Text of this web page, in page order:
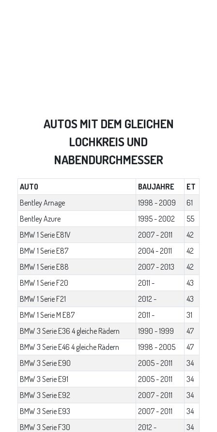
AUTOS MIT DEM GLEICHEN
LOCHKREIS UND
NABENDURCHMESSER
AUTO BAUJAHRE
ET
Bentley Arnage
1998 - 2009
61
Bentley Azure
1995 - 2002
55
BMW 1 Serie E81V
2007 - 2011
42
BMW 1 Serie E87
2004 - 2011
42
BMW 1 Serie E88
2007 - 2013
42
BMW 1 Serie F20
2011 -
43
BMW 1 Serie F21
2012 -
43
BMW 1 Serie M E87
2011 -
31
BMW 3 Serie E36 4 gleiche Rädern
1990 - 1999
47
BMW 3 Serie E46 4 gleiche Rädern
1998 - 2005
47
BMW 3 Serie E90
2005 - 2011
34
BMW 3 Serie E91
2005 - 2011
34
BMW 3 Serie E92
2007 - 2011
34
BMW 3 Serie E93
2007 - 2011
34
BMW 3 Serie F30
2012 - 34